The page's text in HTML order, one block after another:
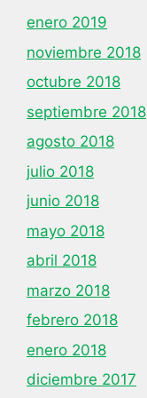
enero 2019
noviembre 2018
octubre 2018
septiembre 2018
agosto 2018
julio 2018
junio 2018
mayo 2018
abril 2018
marzo 2018
febrero 2018
enero 2018
diciembre 2017